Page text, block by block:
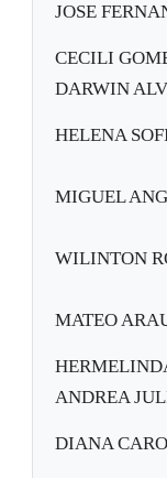
JOSE
CECILI
DARWIN
HELENA
MIGUEL
WILINTON
MATEO
ANDREA
DIANA